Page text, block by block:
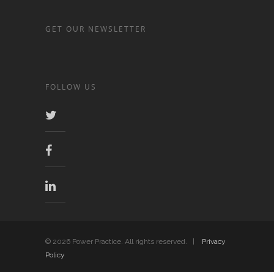
GET OUR NEWSLETTER
FOLLOW US
© 2026 Power Practice. All rights reserved. | Privacy
Policy